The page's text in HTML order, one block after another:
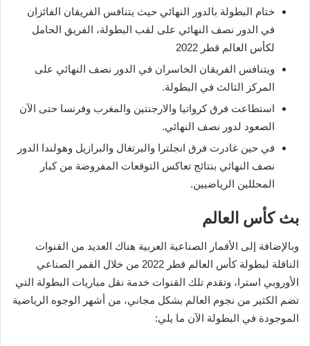
ختام البطولة بالدور النهائي حيث يتنافس الفريقان الفائزان
في الدور نصف النهائي على لقب البطولة، الفريق الحامل
لكأس العالم قطر 2022
ويتنافس الفريقان الخاسران في الدور نصف النهائي على
المركز الثالث في البطولة.
استطاعت فرق كرواتيا والارجنتين والمغرب وفرنسا حتى الآن
الصعود لدور نصف النهائي.
في حين غادرت فرق انجلترا والبرتغال والبرازيل وهولندا الدور
نصف النهائي بنتائج تعاكس التوقعات المفروضة من كبار
المحللين الرياضيين.
بث كأس العالم
وبالإضافة إلى الأقمار الصناعية العربية هناك العديد من القنوات
الناقلة لبطولة كأس العالم قطر 2022 من خلال القمر الصناعي
الأوروبي استرا، وتقدم تلك القنوات خدمة نقل مباريات البطولة التي
تضم الكثير من نجوم العالم بشكل مجاني، من أشهر الوجوه الرياضية
الموجودة في البطولة الآن ما يلي: